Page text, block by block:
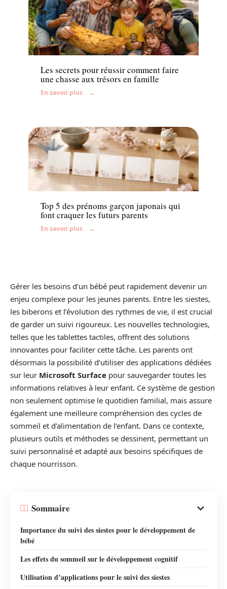
Famille
Les secrets pour réussir comment faire
une chasse aux trésors en famille
En savoir plus
Enfant
Top 5 des prénoms garçon japonais qui
font craquer les futurs parents
En savoir plus
Gérer les besoins d’un bébé peut rapidement devenir un
enjeu complexe pour les jeunes parents. Entre les siestes,
les biberons et l’évolution des rythmes de vie, il est crucial
de garder un suivi rigoureux. Les nouvelles technologies,
telles que les tablettes tactiles, offrent des solutions
innovantes pour faciliter cette tâche. Les parents ont
désormais la possibilité d’utiliser des applications dédiées
sur leur Microsoft Surface pour sauvegarder toutes les
informations relatives à leur enfant. Ce système de gestion
non seulement optimise le quotidien familial, mais assure
également une meilleure compréhension des cycles de
sommeil et d’alimentation de l’enfant. Dans ce contexte,
plusieurs outils et méthodes se dessinent, permettant un
suivi personnalisé et adapté aux besoins spécifiques de
chaque nourrisson.
Sommaire
Importance du suivi des siestes pour le développement de
bébé
Les effets du sommeil sur le développement cognitif
Utilisation d’applications pour le suivi des siestes